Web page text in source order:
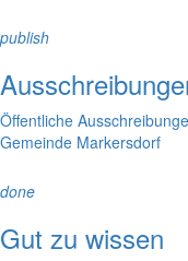
publish
Öffentliche
Gemeinde Markersdorf
done
Gut zu wissen